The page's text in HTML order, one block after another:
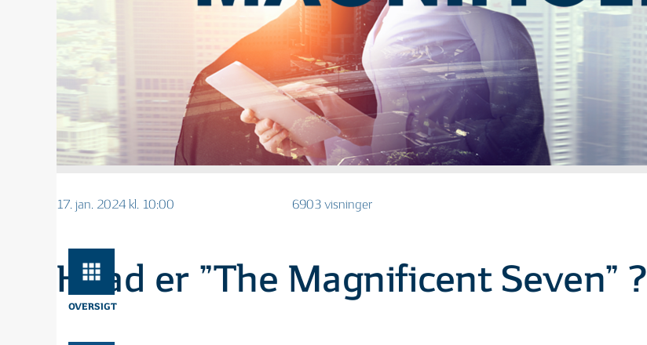
OVERSIGT
17. jan. 2024 kl. 10:00 6903 visninger
Hvad er ”The Magnificent Seven” ?